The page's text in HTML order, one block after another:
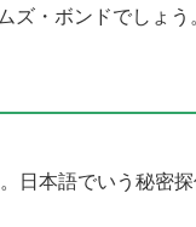
・ボンドでしょう。
日本語でいう秘密探